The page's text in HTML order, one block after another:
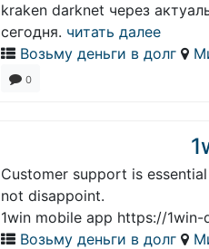
kraken darknet через
сегодня. читать далее
Возьму деньги в долг
0
Customer support is
not disappoint.
1win mobile app https://
Возьму деньги в долг